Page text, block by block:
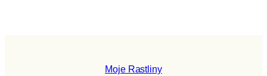
Moje Rastliny